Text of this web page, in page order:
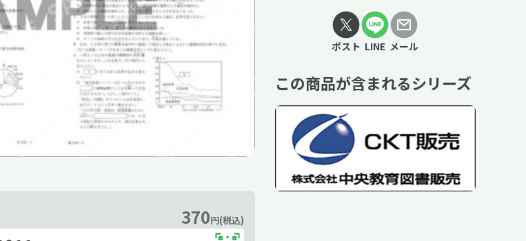
370円(税込)
ポスト LINE メール
この商品が含まれるシリーズ